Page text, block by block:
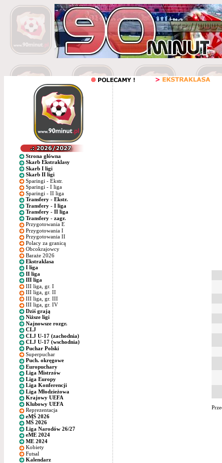
Strona główna
Skarb Ekstraklasy
Skarb I ligi
Skarb II ligi
Sparingi - Ekstr.
Sparingi - I liga
Sparingi - II liga
Transfery - Ekstr.
Transfery - I liga
Transfery - II liga
Transfery - zagr.
Przygotowania E
Przygotowania I
Przygotowania II
Polacy za granicą
Obcokrajowcy
Baraże 2026
Ekstraklasa
I liga
II liga
III liga
III liga, gr. I
III liga, gr. II
III liga, gr. III
III liga, gr. IV
Dziś grają
Niższe ligi
Najnowsze rozgr.
CLJ
CLJ U-17 (zachodnia)
CLJ U-17 (wschodnia)
Puchar Polski
Superpuchar
Puch. okręgowe
Europuchary
Liga Mistrzów
Liga Europy
Liga Konferencji
Liga Młodzieżowa
Krajowy UEFA
Klubowy UEFA
Reprezentacja
eMŚ 2026
MŚ 2026
Liga Narodów 26/27
eME 2024
ME 2024
Kobiety
Futsal
Kalendarz